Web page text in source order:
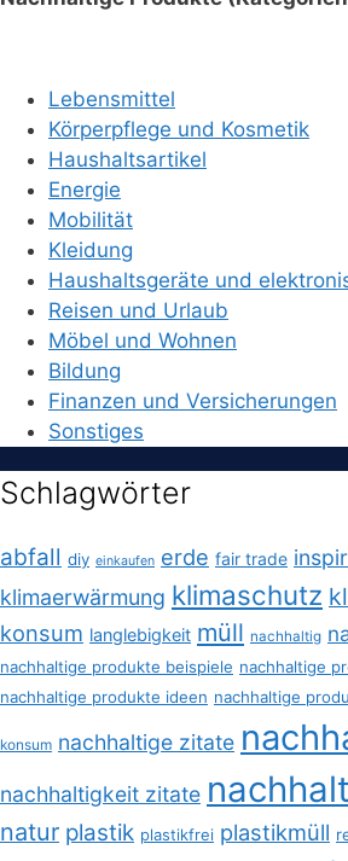
Lebensmittel
Körperpflege und Kosmetik
Haushaltsartikel
Energie
Mobilität
Kleidung
Haushaltsgeräte und
Reisen und Urlaub
Möbel und Wohnen
Bildung
Finanzen und Versicherungen
Sonstiges
Schlagwörter
abfall diy einkaufen erde fair trade
klimaerwärmung klimaschutz
konsum langlebigkeit müll nachhaltig
nachhaltige produkte beispiele nachhaltige
nachhaltige produkte ideen nachhaltige
konsum nachhaltige zitate
nachhaltigkeit zitate
natur plastik plastikfrei plastikmüll